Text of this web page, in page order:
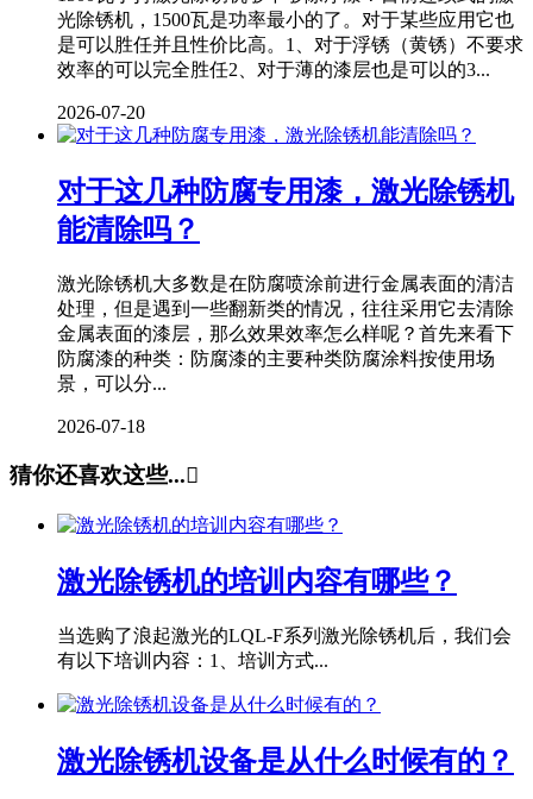
光除锈机，1500瓦是功率最小的了。对于某些应用它也
是可以胜任并且性价比高。1、对于浮锈（黄锈）不要求
效率的可以完全胜任2、对于薄的漆层也是可以的3...
2026-07-20
对于这几种防腐专用漆，激光除锈机
能清除吗？
激光除锈机大多数是在防腐喷涂前进行金属表面的清洁
处理，但是遇到一些翻新类的情况，往往采用它去清除
金属表面的漆层，那么效果效率怎么样呢？首先来看下
防腐漆的种类：防腐漆的主要种类防腐涂料按使用场
景，可以分...
2026-07-18
猜你还喜欢这些...
激光除锈机的培训内容有哪些？
当选购了浪起激光的LQL-F系列激光除锈机后，我们会
有以下培训内容：1、培训方式...
激光除锈机设备是从什么时候有的？